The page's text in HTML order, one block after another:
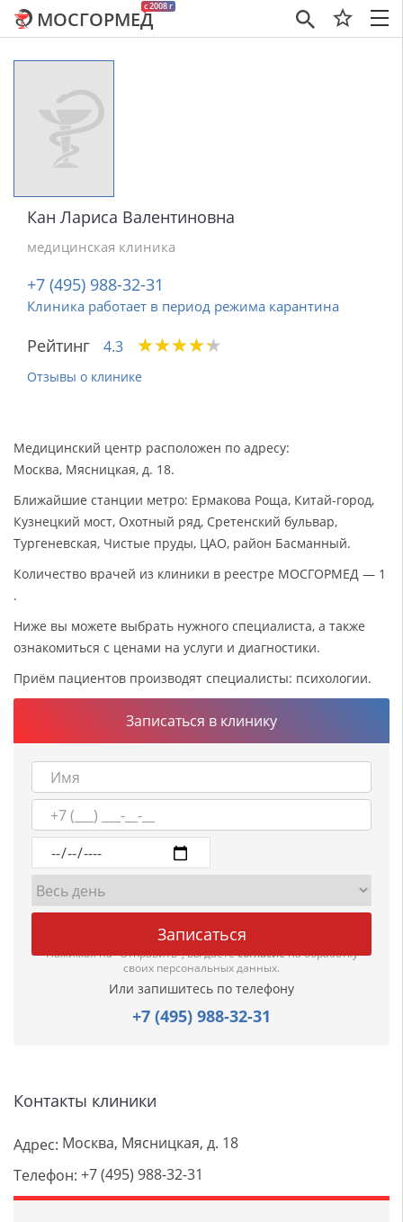
×
c 2008 г
МОСГОРМЕД
Кан Лариса Валентиновна
медицинская клиника
+7 (495) 988-32-31
Клиника работает в период режима карантина
Рейтинг 4.3 ★★★★★
★★★★★
Отзывы о клинике
Медицинский центр расположен по адресу:
Москва, Мясницкая, д. 18.
Ближайшие станции метро: Ермакова Роща, Китай-город,
Кузнецкий мост, Охотный ряд, Сретенский бульвар,
Тургеневская, Чистые пруды, ЦАО, район Басманный.
Количество врачей из клиники в реестре МОСГОРМЕД — 1
.
Ниже вы можете выбрать нужного специалиста, а также
ознакомиться с ценами на услуги и диагностики.
Приём пациентов производят специалисты: психологии.
Записаться в клинику
Нажимая на "Отправить", вы даетесогласиена обработку
своих персональных данных.
Или запишитесь по телефону
+7 (495) 988-32-31
Контакты клиники
Адрес: Москва, Мясницкая, д. 18
Телефон: +7 (495) 988-32-31